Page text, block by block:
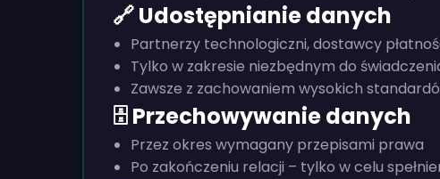
🔗 Udostępnianie danych
Partnerzy technologiczni, dostawcy
Tylko w zakresie niezbędnym do
Zawsze z zachowaniem wysokich
🗄️ Przechowywanie danych
Przez okres wymagany przepisami prawa
Po zakończeniu relacji – tylko w celu